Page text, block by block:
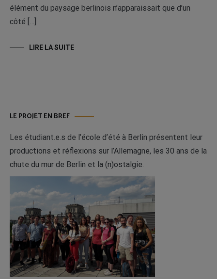
élément du paysage berlinois n’apparaissait que d’un
côté […]
LIRE LA SUITE
LE PROJET EN BREF
Les étudiant.e.s de l’école d’été à Berlin présentent leur
productions et réflexions sur l’Allemagne, les 30 ans de la
chute du mur de Berlin et la (n)ostalgie.